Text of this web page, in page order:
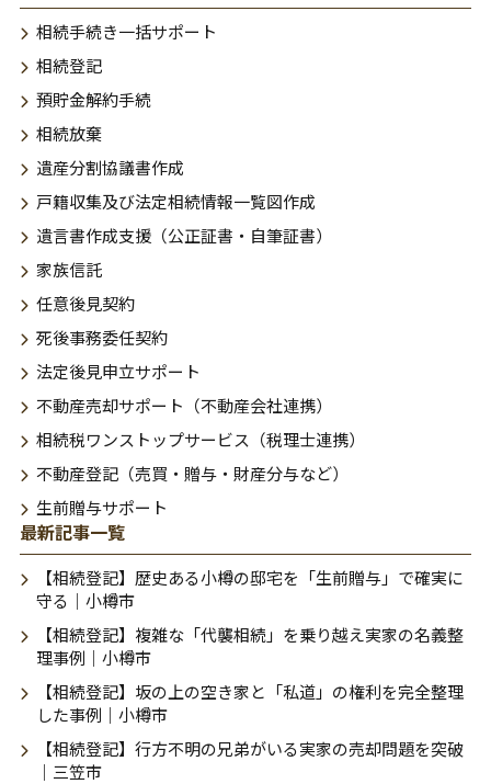
相続手続き一括サポート
相続登記
預貯金解約手続
相続放棄
遺産分割協議書作成
戸籍収集及び法定相続情報一覧図作成
遺言書作成支援（公正証書・自筆証書）
家族信託
任意後見契約
死後事務委任契約
法定後見申立サポート
不動産売却サポート（不動産会社連携）
相続税ワンストップサービス（税理士連携）
不動産登記（売買・贈与・財産分与など）
生前贈与サポート
最新記事一覧
【相続登記】歴史ある小樽の邸宅を「生前贈与」で確実に
守る｜小樽市
【相続登記】複雑な「代襲相続」を乗り越え実家の名義整
理事例｜小樽市
【相続登記】坂の上の空き家と「私道」の権利を完全整理
した事例｜小樽市
【相続登記】行方不明の兄弟がいる実家の売却問題を突破
｜三笠市